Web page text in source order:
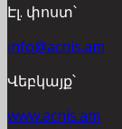
Էլ. փոստ՝
info@acnis.am
Վեբկայք՝
www.acnis.am